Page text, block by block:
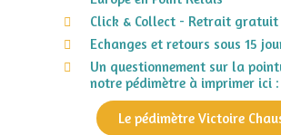
Click & Collect - Retrait gratuit
Echanges et retours sous 15
Un questionnement sur la
notre pédimètre à imprimer ici :
Le pédimètre Victoire